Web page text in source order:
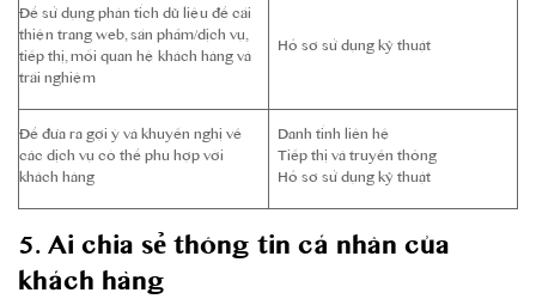
Để sử dụng phân tích dữ liệu để cải
thiện trang web, sản phẩm/dịch vụ,
tiếp thị, mối quan hệ khách hàng và
trải nghiệm
Hồ sơ sử dụng kỹ thuật
Để đưa ra gợi ý và khuyến nghị về
các dịch vụ có thể phù hợp với
khách hàng
Danh tính liên hệ
Tiếp thị và truyền thông
Hồ sơ sử dụng kỹ thuật
5. Ai chia sẻ thông tin cá nhân của
khách hàng